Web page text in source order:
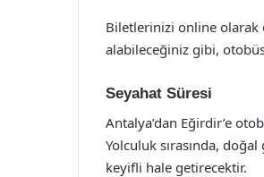
Biletlerinizi online olarak
alabileceğiniz gibi,
Seyahat Süresi
Antalya’dan Eğirdir’e
Yolculuk sırasında,
keyifli hale getirecektir.